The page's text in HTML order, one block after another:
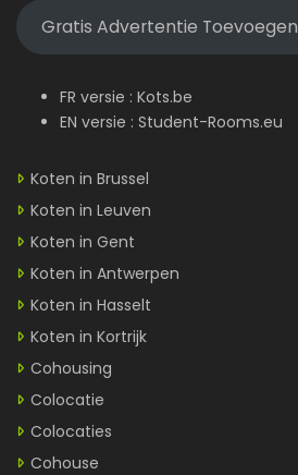
Gratis Advertentie Toevoegen
FR versie : Kots.be
EN versie : Student-Rooms.eu
Koten in Brussel
Koten in Leuven
Koten in Gent
Koten in Antwerpen
Koten in Hasselt
Koten in Kortrijk
Cohousing
Colocatie
Colocaties
Cohouse